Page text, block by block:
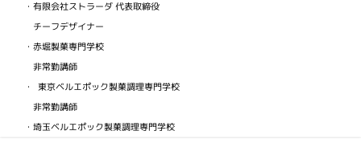
・有限会社ストラーダ 代表取締役
チーフデザイナー
・赤堀製菓専門学校
非常勤講師
・ 東京ベルエポック製菓調理専門学校
非常勤講師
・埼玉ベルエポック製菓調理専門学校